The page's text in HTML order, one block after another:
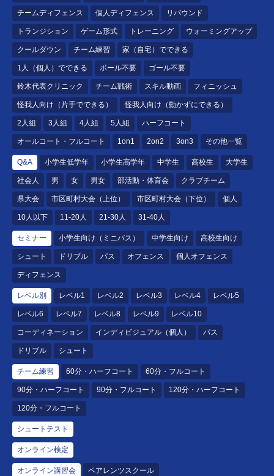
チームディフェンス 個人ディフェンス リバウンド
トランジション ゲーム形式 トレーニング ウォーミングアップ
クールダウン チーム練習 家（自宅）でできる
1人（個人）でできる ボール不要 ゴール不要
鈴木代表クリニック チーム戦術 スキル動画 フィニッシュ
怪我人向け（片手でできる） 怪我人向け（動かずにできる）
2人組 3人組 4人組 5人組 ハーフコート
オールコート・フルコート 1on1 2on2 3on3 その他一覧
Q&A 小学生低学年 小学生高学年 中学生 高校生 大学生
社会人 男 女 男女 部活動・体育会 クラブチーム
県大会 市区町村大会（上位） 市区町村大会（下位） 個人
10人以下 11-20人 21-30人 31-40人
セミナー 小学生向け（ミニバス） 中学生向け 高校生向け
シュート ドリブル パス オフェンス 個人オフェンス
ディフェンス
レベル別 レベル1 レベル2 レベル3 レベル4 レベル5
レベル6 レベル7 レベル8 レベル9 レベル10
コーディネーション インディビジュアル（個人） パス
ドリブル シュート
チーム練習 60分・ハーフコート 60分・フルコート
90分・ハーフコート 90分・フルコート 120分・ハーフコート
120分・フルコート
シュートテスト
オンライン検定
オンライン講習会 ペアレンツスクール